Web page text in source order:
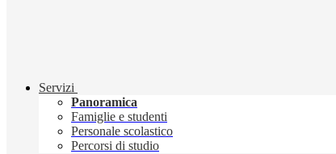
Servizi
Panoramica
Famiglie e studenti
Personale scolastico
Percorsi di studio